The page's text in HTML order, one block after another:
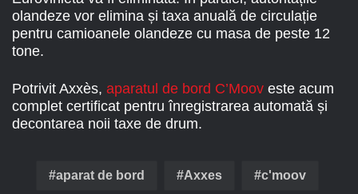
olandeze vor elimina și taxa anuală de circulație
pentru camioanele olandeze cu masa de peste 12
tone.
Potrivit Axxès, aparatul de bord C’Moov este acum
complet certificat pentru înregistrarea automată și
decontarea noii taxe de drum.
aparat de bord Axxes c'moov